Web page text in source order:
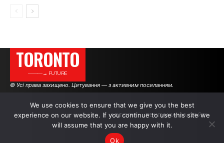
TORONTO
———→ FUTURE
© Усі права захищено. Цитування — з активним посиланням.
АВТОРИ РЕКЛАМА НА САЙТІ
We use cookies to ensure that we give you the best
experience on our website. If you continue to use this site we
will assume that you are happy with it.
Ok